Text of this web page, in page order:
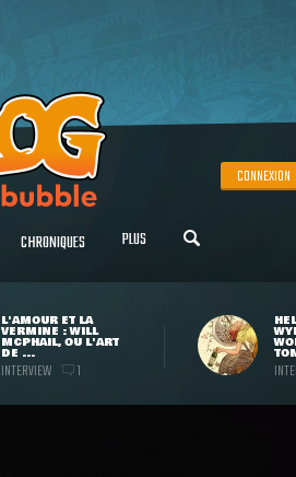
CONNEXION
CHRONIQUES PLUS
L'AMOUR ET LA
VERMINE : WILL
MCPHAIL, OU L'ART
DE ...
INTERVIEW 1